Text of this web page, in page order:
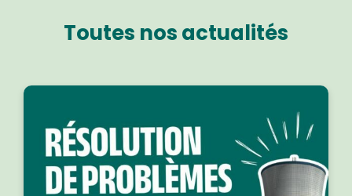
Toutes nos actualités